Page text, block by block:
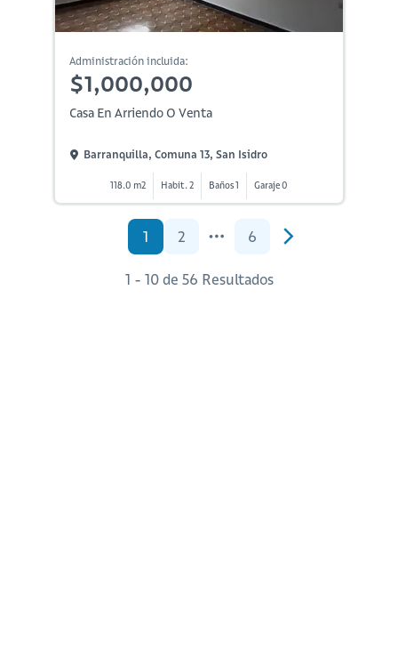
Administración incluida:
$1,000,000
Casa En Arriendo O Venta
Barranquilla, Comuna 13, San Isidro
118.0 m2 Habit. 2 Baños 1 Garaje 0
1 2 6
1 - 10 de 56 Resultados